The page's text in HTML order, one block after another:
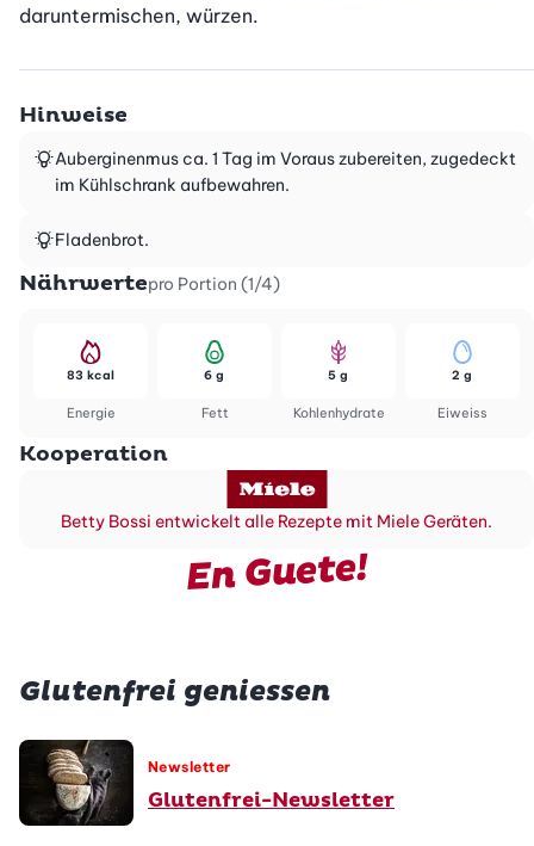
daruntermischen, würzen.
Hinweise
Auberginenmus ca. 1 Tag im Voraus zubereiten, zugedeckt
im Kühlschrank aufbewahren.
Fladenbrot.
Nährwertepro Portion (1/4)
Energie
83 kcal
Fett
6 g
Kohlenhydrate
5 g
Eiweiss
2 g
Kooperation
Betty Bossi entwickelt alle Rezepte mit Miele Geräten.
En Guete!
Glutenfrei geniessen
Newsletter
Glutenfrei-Newsletter